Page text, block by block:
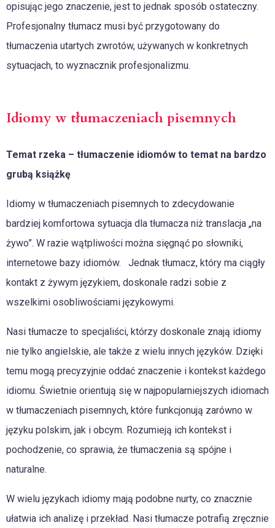
opisując jego znaczenie, jest to jednak sposób ostateczny.
Profesjonalny tłumacz musi być przygotowany do
tłumaczenia utartych zwrotów, używanych w konkretnych
sytuacjach, to wyznacznik profesjonalizmu.
Idiomy w tłumaczeniach pisemnych
Temat rzeka – tłumaczenie idiomów to temat na bardzo
grubą książkę
Idiomy w tłumaczeniach pisemnych to zdecydowanie
bardziej komfortowa sytuacja dla tłumacza niż translacja „na
żywo”. W razie wątpliwości można sięgnąć po słowniki,
internetowe bazy idiomów. Jednak tłumacz, który ma ciągły
kontakt z żywym językiem, doskonale radzi sobie z
wszelkimi osobliwościami językowymi.
Nasi tłumacze to specjaliści, którzy doskonale znają idiomy
nie tylko angielskie, ale także z wielu innych języków. Dzięki
temu mogą precyzyjnie oddać znaczenie i kontekst każdego
idiomu. Świetnie orientują się w najpopularniejszych idiomach
w tłumaczeniach pisemnych, które funkcjonują zarówno w
języku polskim, jak i obcym. Rozumieją ich kontekst i
pochodzenie, co sprawia, że tłumaczenia są spójne i
naturalne.
W wielu językach idiomy mają podobne nurty, co znacznie
ułatwia ich analizę i przekład. Nasi tłumacze potrafią zręcznie